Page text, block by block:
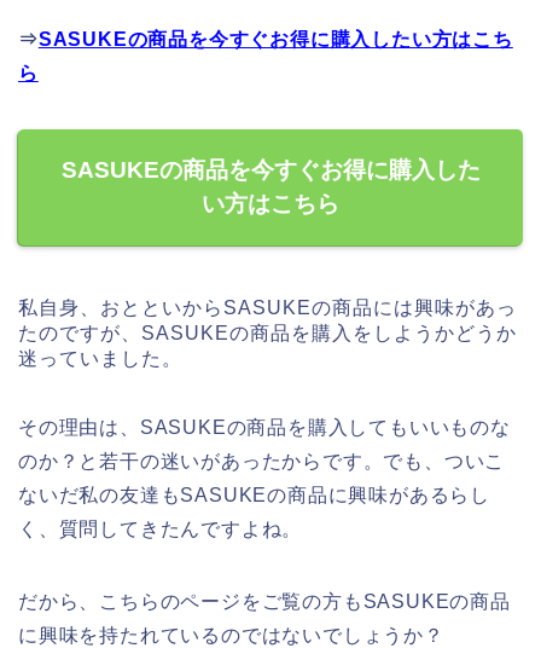
⇒SASUKEの商品を今すぐお得に購入したい方はこち
ら
SASUKEの商品を今すぐお得に購入した
い方はこちら
私自身、おとといからSASUKEの商品には興味があっ
たのですが、SASUKEの商品を購入をしようかどうか
迷っていました。
その理由は、SASUKEの商品を購入してもいいものな
のか？と若干の迷いがあったからです。でも、ついこ
ないだ私の友達もSASUKEの商品に興味があるらし
く、質問してきたんですよね。
だから、こちらのページをご覧の方もSASUKEの商品
に興味を持たれているのではないでしょうか？